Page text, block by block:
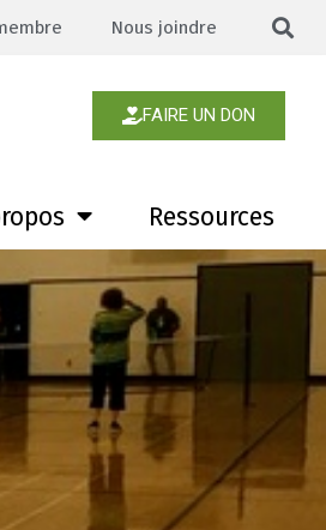
Nous joindre
FAIRE UN DON
Ressources